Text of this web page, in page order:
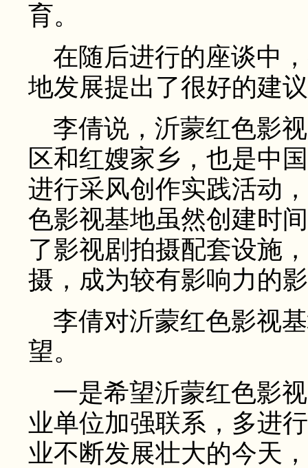
育。
在随后进行的座谈中
地发展提出了很好的建
李倩说，沂蒙红色影
区和红嫂家乡，也是中
进行采风创作实践活动
色影视基地虽然创建时
了影视剧拍摄配套设施
摄，成为较有影响力的
李倩对沂蒙红色影视
望。
一是希望沂蒙红色影
业单位加强联系，多进
业不断发展壮大的今天